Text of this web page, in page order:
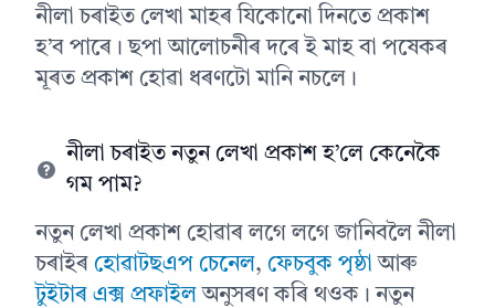
নীলা চৰাইত লেখা মাহৰ যিকোনো দিনতে প্ৰকাশ
হ’ব পাৰে। ছপা আলোচনীৰ দৰে ই মাহ বা পষেকৰ
মূৰত প্ৰকাশ হোৱা ধৰণটো মানি নচলে।
নীলা চৰাইত নতুন লেখা প্ৰকাশ হ’লে কেনেকৈ
গম পাম?
নতুন লেখা প্ৰকাশ হোৱাৰ লগে লগে জানিবলৈ নীলা
চৰাইৰ হোৱাটছএপ চেনেল, ফেচবুক পৃষ্ঠা আৰু
টুইটাৰ এক্স প্ৰফাইল অনুসৰণ কৰি থওক। নতুন